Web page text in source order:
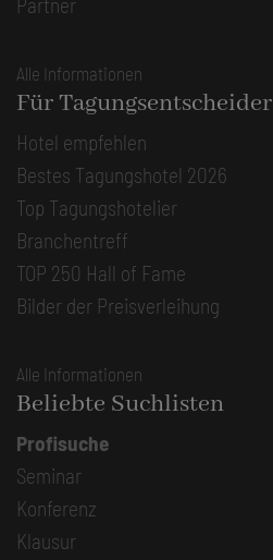
Partner
Alle Informationen
Für Tagungsentscheider
Hotel empfehlen
Bestes Tagungshotel 2026
Top Tagungshotelier
Branchentreff
TOP 250 Hall of Fame
Bilder der Preisverleihung
Alle Informationen
Beliebte Suchlisten
Profisuche
Seminar
Konferenz
Klausur